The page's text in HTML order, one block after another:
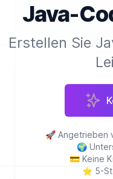
Java-
Erstellen Sie
🚀 Angetrieben
🌍
💳 Keine
⭐ 5-